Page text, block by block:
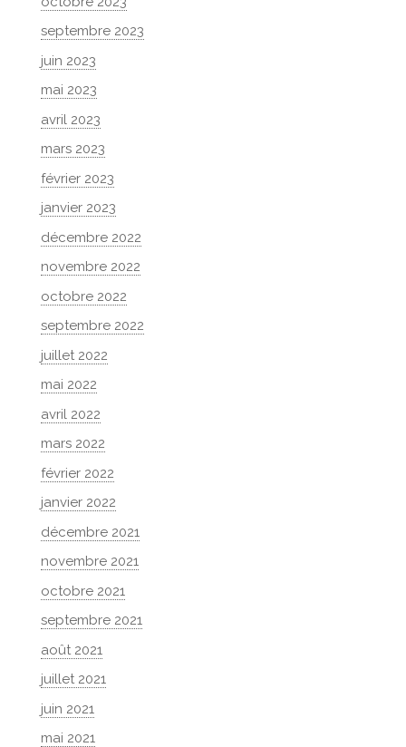
septembre 2023
juin 2023
mai 2023
avril 2023
mars 2023
février 2023
janvier 2023
décembre 2022
novembre 2022
octobre 2022
septembre 2022
juillet 2022
mai 2022
avril 2022
mars 2022
février 2022
janvier 2022
décembre 2021
novembre 2021
octobre 2021
septembre 2021
août 2021
juillet 2021
juin 2021
mai 2021